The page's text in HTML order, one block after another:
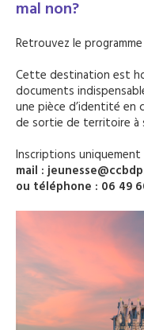
mal non?
Retrouvez le
Cette destination est
documents
une pièce d’identité en
de sortie de territoire à
Inscriptions uniquement
mail :
ou téléphone : 06 49